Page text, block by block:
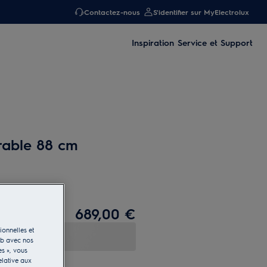
Contactez-nous S'identifier sur MyElectrolux
Inspiration Service et Support
88 cm
689,00 €
et
avec nos
», vous
aux